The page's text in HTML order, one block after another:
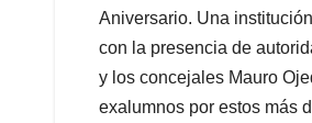
Aniversario. Una
con la presencia de
y los concejales Mauro
exalumnos por estos más